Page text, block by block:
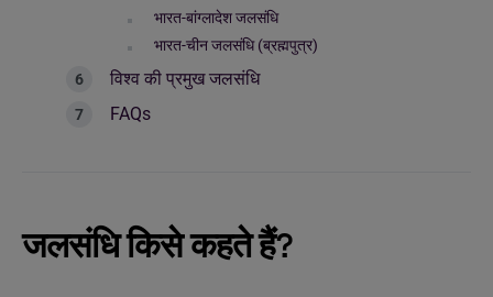
भारत-बांग्लादेश जलसंधि
भारत-चीन जलसंधि (ब्रह्मपुत्र)
विश्व की प्रमुख जलसंधि
FAQs
जलसंधि किसे कहते हैं?